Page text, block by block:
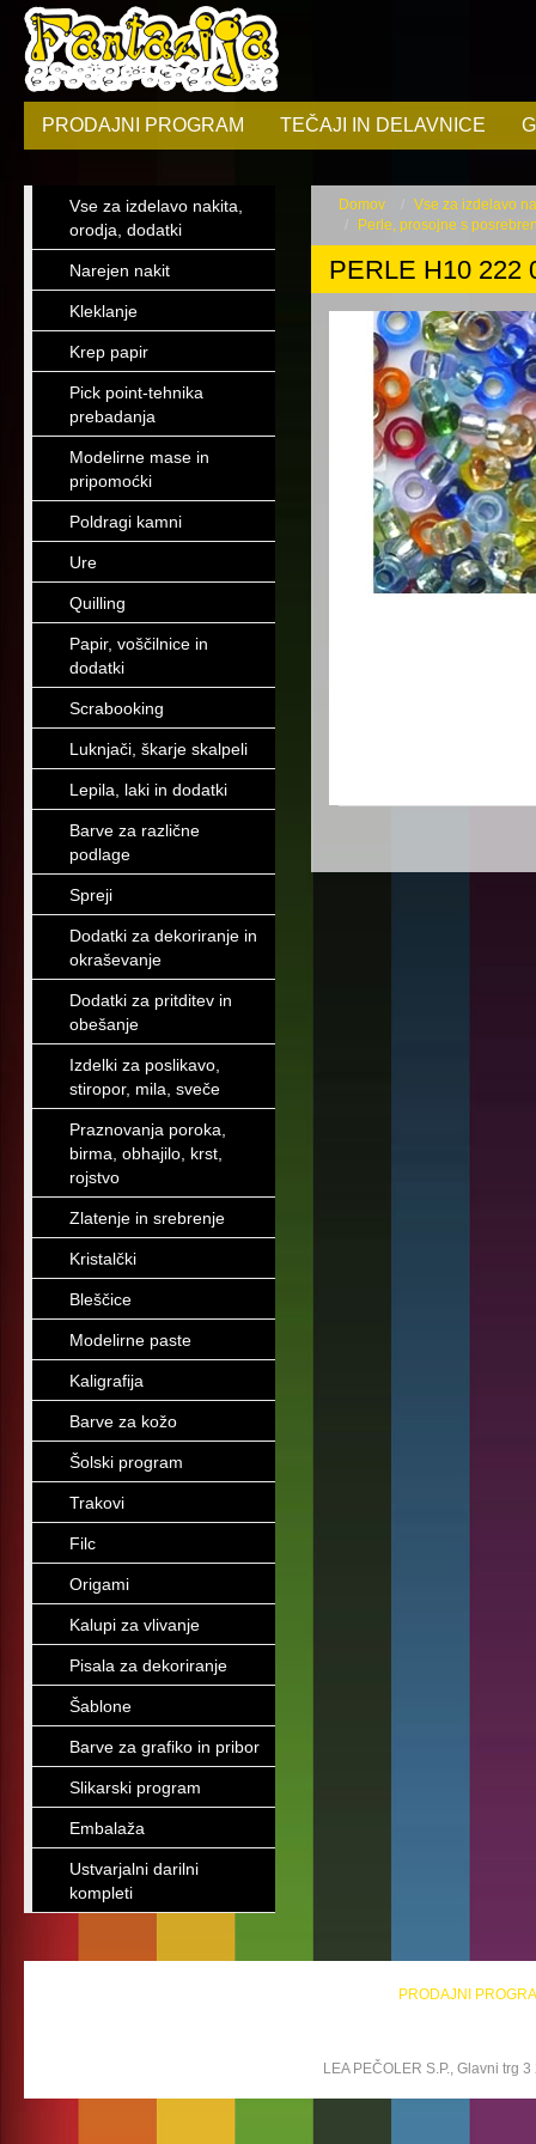
PRODAJNI PROGRAM TEČAJI IN DELAVNICE
Vse za izdelavo nakita,
orodja, dodatki
Narejen nakit
Kleklanje
Krep papir
Pick point-tehnika
prebadanja
Modelirne mase in
pripomoćki
Poldragi kamni
Ure
Quilling
Papir, voščilnice in
dodatki
Scrabooking
Luknjači, škarje skalpeli
Lepila, laki in dodatki
Barve za različne
podlage
Spreji
Dodatki za dekoriranje in
okraševanje
Dodatki za pritditev in
obešanje
Izdelki za poslikavo,
stiropor, mila, sveče
Praznovanja poroka,
birma, obhajilo, krst,
rojstvo
Zlatenje in srebrenje
Kristalčki
Bleščice
Modelirne paste
Kaligrafija
Barve za kožo
Šolski program
Trakovi
Filc
Origami
Kalupi za vlivanje
Pisala za dekoriranje
Šablone
Barve za grafiko in pribor
Slikarski program
Embalaža
Ustvarjalni darilni
kompleti
Domov
Vse za izdelavo
Perle, prosojne s
PERLE H10 222
PRODAJNI
LEA PEČOLER S.P., Glavni trg